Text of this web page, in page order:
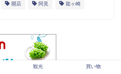
開店 阿見 龍ヶ崎
観光 買い物